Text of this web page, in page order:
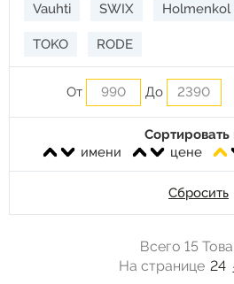
Vauhti
SWIX Holmenkol
TOKO RODE
Сортировать
имени
цене
От До
Сбросить
Всего 15
На странице 24